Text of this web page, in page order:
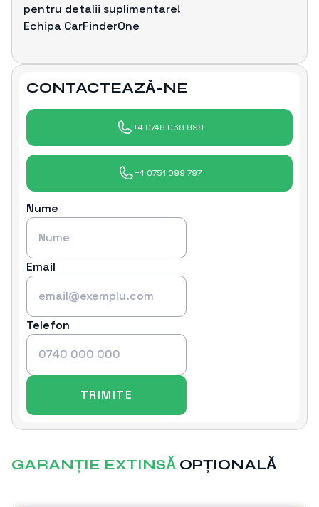
pentru detalii suplimentare!
Echipa CarFinderOne
CONTACTEAZǍ-NE
+4 0748 038 898
+4 0751 099 797
Nume
Email
Telefon
GARANȚIE EXTINSǍ OPȚIONALǍ